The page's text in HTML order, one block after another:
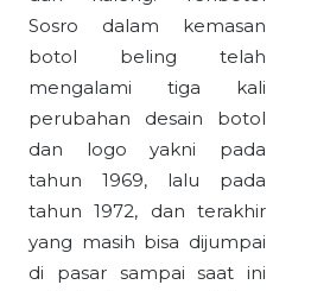
Sosro dalam kemasan
botol beling telah
mengalami tiga kali
perubahan desain botol
dan logo yakni pada
tahun 1969, lalu pada
tahun 1972, dan terakhir
yang masih bisa dijumpai
di pasar sampai saat ini